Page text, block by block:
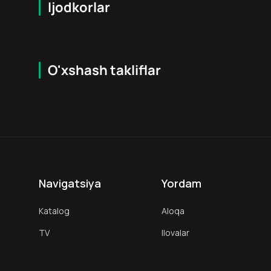
Ijodkorlar
O'xshash takliflar
Navigatsiya
Katalog
TV
Yordam
Aloqa
Ilovalar